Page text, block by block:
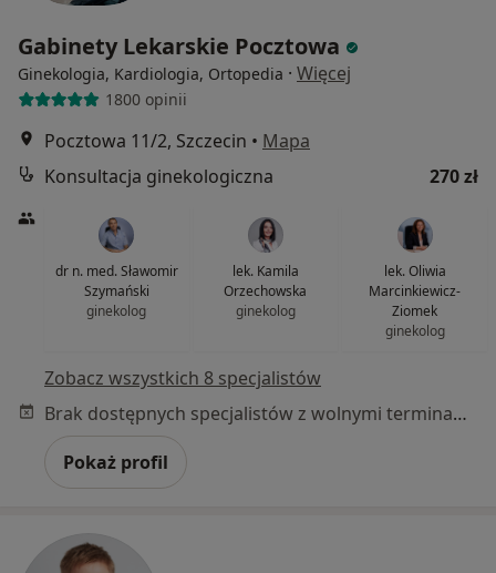
Gabinety Lekarskie Pocztowa
Ginekologia, Kardiologia, Ortopedia · Więcej
1800 opinii
Pocztowa 11/2, Szczecin • Mapa
Konsultacja ginekologiczna
270 zł
dr n. med. Sławomir
Szymański
ginekolog
lek. Kamila
Orzechowska
ginekolog
lek. Oliwia
Marcinkiewicz-
Ziomek
ginekolog
Zobacz wszystkich 8 specjalistów
Brak dostępnych specjalistów z wolnymi terminami w tym centrum medycznym.
Pokaż profil